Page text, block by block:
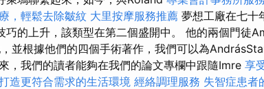
，輕鬆去除皺紋 大里按摩服務推薦 夢想工廠在七十
巧的上升，該類型在第二個盛開中。 他的兩個門徒
並根據他們的四個手術著作，我們可以為
，我們的讀者能夠在我們的論文專欄中跟隨Imre 享
造更符合需求的生活環境 經絡調理服務 失智症患者